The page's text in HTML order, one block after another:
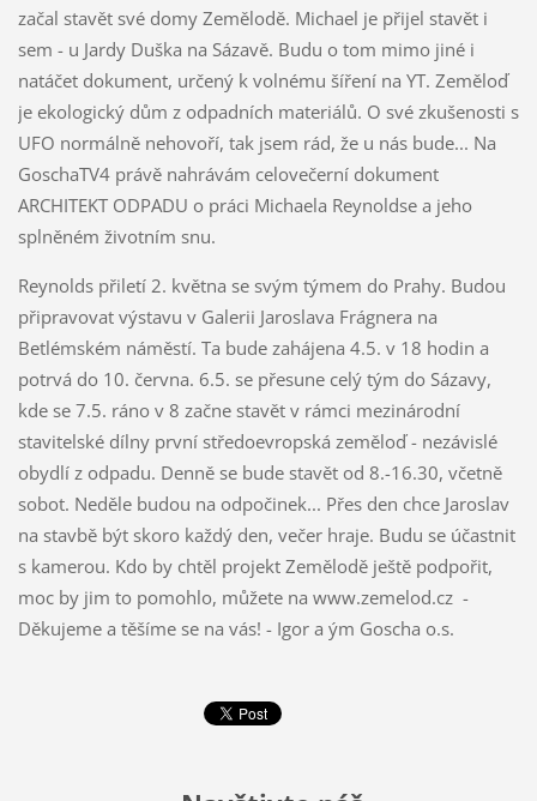
začal stavět své domy Zemělodě. Michael je přijel stavět i
sem - u Jardy Duška na Sázavě. Budu o tom mimo jiné i
natáčet dokument, určený k volnému šíření na YT. Zeměloď
je ekologický dům z odpadních materiálů. O své zkušenosti s
UFO normálně nehovoří, tak jsem rád, že u nás bude... Na
GoschaTV4 právě nahrávám celovečerní dokument
ARCHITEKT ODPADU o práci Michaela Reynoldse a jeho
splněném životním snu.
Reynolds přiletí 2. května se svým týmem do Prahy. Budou
připravovat výstavu v Galerii Jaroslava Frágnera na
Betlémském náměstí. Ta bude zahájena 4.5. v 18 hodin a
potrvá do 10. června. 6.5. se přesune celý tým do Sázavy,
kde se 7.5. ráno v 8 začne stavět v rámci mezinárodní
stavitelské dílny první středoevropská zeměloď - nezávislé
obydlí z odpadu. Denně se bude stavět od 8.-16.30, včetně
sobot. Neděle budou na odpočinek... Přes den chce Jaroslav
na stavbě být skoro každý den, večer hraje. Budu se účastnit
s kamerou. Kdo by chtěl projekt Zemělodě ještě podpořit,
moc by jim to pomohlo, můžete na www.zemelod.cz -
Děkujeme a těšíme se na vás! - Igor a ým Goscha o.s.